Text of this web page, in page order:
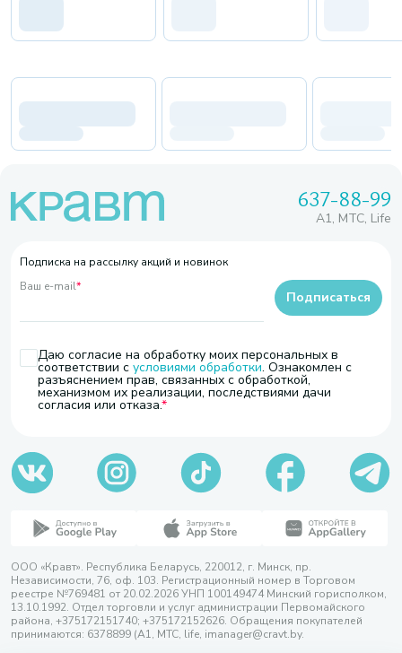
637-88-99
A1, МТС, Life
Подписка на рассылку акций и новинок
Ваш e-mail*
Даю согласие на обработку моих персональных в
соответствии с условиями обработки. Ознакомлен с
разъяснением прав, связанных с обработкой,
механизмом их реализации, последствиями дачи
согласия или отказа.
Подписаться
ООО «Кравт». Республика Беларусь, 220012, г. Минск, пр.
Независимости, 76, оф. 103. Регистрационный номер в Торговом
реестре №769481 от 20.02.2026 УНП 100149474 Минский горисполком,
13.10.1992. Отдел торговли и услуг администрации Первомайского
района, +375172151740; +375172152626. Обращения покупателей
принимаются: 6378899 (А1, МТС, life, imanager@cravt.by.